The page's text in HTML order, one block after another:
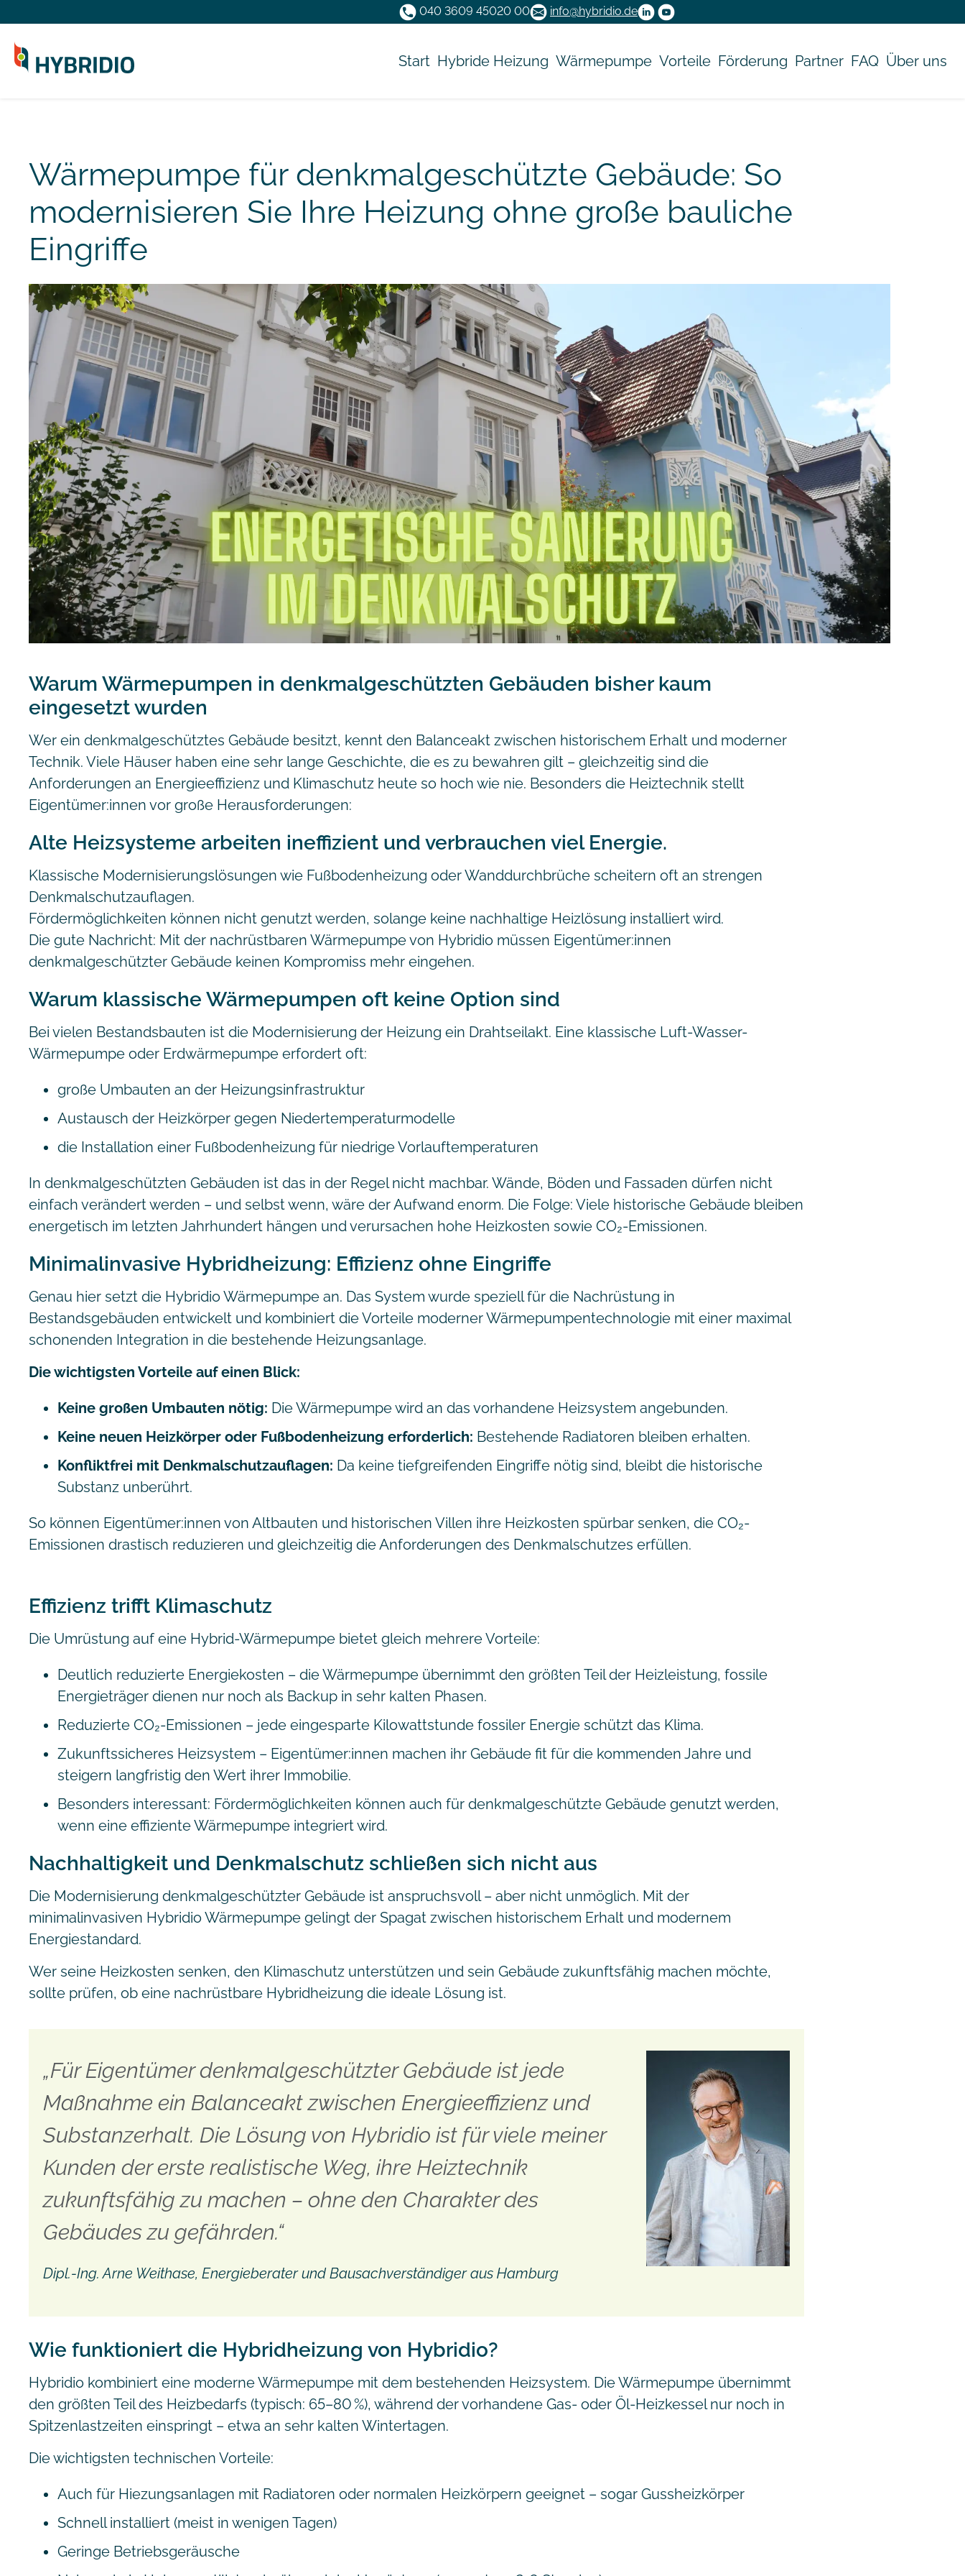
040 3609 45020 00 info@hybridio.de
Navigation überspringen
Start Hybride Heizung Wärmepumpe Vorteile Förderung Partner FAQ Über uns
Wärmepumpe für denkmalgeschützte Gebäude: So
modernisieren Sie Ihre Heizung ohne große bauliche
Eingriffe
Warum Wärmepumpen in denkmalgeschützten Gebäuden bisher kaum
eingesetzt wurden
Wer ein denkmalgeschütztes Gebäude besitzt, kennt den Balanceakt zwischen historischem Erhalt und moderner
Technik. Viele Häuser haben eine sehr lange Geschichte, die es zu bewahren gilt – gleichzeitig sind die
Anforderungen an Energieeffizienz und Klimaschutz heute so hoch wie nie. Besonders die Heiztechnik stellt
Eigentümer:innen vor große Herausforderungen:
Alte Heizsysteme arbeiten ineffizient und verbrauchen viel Energie.
Klassische Modernisierungslösungen wie Fußbodenheizung oder Wanddurchbrüche scheitern oft an strengen
Denkmalschutzauflagen.
Fördermöglichkeiten können nicht genutzt werden, solange keine nachhaltige Heizlösung installiert wird.
Die gute Nachricht: Mit der nachrüstbaren Wärmepumpe von Hybridio müssen Eigentümer:innen
denkmalgeschützter Gebäude keinen Kompromiss mehr eingehen.
Warum klassische Wärmepumpen oft keine Option sind
Bei vielen Bestandsbauten ist die Modernisierung der Heizung ein Drahtseilakt. Eine klassische Luft-Wasser-
Wärmepumpe oder Erdwärmepumpe erfordert oft:
große Umbauten an der Heizungsinfrastruktur
Austausch der Heizkörper gegen Niedertemperaturmodelle
die Installation einer Fußbodenheizung für niedrige Vorlauftemperaturen
In denkmalgeschützten Gebäuden ist das in der Regel nicht machbar. Wände, Böden und Fassaden dürfen nicht
einfach verändert werden – und selbst wenn, wäre der Aufwand enorm. Die Folge: Viele historische Gebäude bleiben
energetisch im letzten Jahrhundert hängen und verursachen hohe Heizkosten sowie CO₂-Emissionen.
Minimalinvasive Hybridheizung: Effizienz ohne Eingriffe
Genau hier setzt die Hybridio Wärmepumpe an. Das System wurde speziell für die Nachrüstung in
Bestandsgebäuden entwickelt und kombiniert die Vorteile moderner Wärmepumpentechnologie mit einer maximal
schonenden Integration in die bestehende Heizungsanlage.
Die wichtigsten Vorteile auf einen Blick:
Keine großen Umbauten nötig: Die Wärmepumpe wird an das vorhandene Heizsystem angebunden.
Keine neuen Heizkörper oder Fußbodenheizung erforderlich: Bestehende Radiatoren bleiben erhalten.
Konfliktfrei mit Denkmalschutzauflagen: Da keine tiefgreifenden Eingriffe nötig sind, bleibt die historische
Substanz unberührt.
So können Eigentümer:innen von Altbauten und historischen Villen ihre Heizkosten spürbar senken, die CO₂-
Emissionen drastisch reduzieren und gleichzeitig die Anforderungen des Denkmalschutzes erfüllen.
Effizienz trifft Klimaschutz
Die Umrüstung auf eine Hybrid-Wärmepumpe bietet gleich mehrere Vorteile:
Deutlich reduzierte Energiekosten – die Wärmepumpe übernimmt den größten Teil der Heizleistung, fossile
Energieträger dienen nur noch als Backup in sehr kalten Phasen.
Reduzierte CO₂-Emissionen – jede eingesparte Kilowattstunde fossiler Energie schützt das Klima.
Zukunftssicheres Heizsystem – Eigentümer:innen machen ihr Gebäude fit für die kommenden Jahre und
steigern langfristig den Wert ihrer Immobilie.
Besonders interessant: Fördermöglichkeiten können auch für denkmalgeschützte Gebäude genutzt werden,
wenn eine effiziente Wärmepumpe integriert wird.
Nachhaltigkeit und Denkmalschutz schließen sich nicht aus
Die Modernisierung denkmalgeschützter Gebäude ist anspruchsvoll – aber nicht unmöglich. Mit der
minimalinvasiven Hybridio Wärmepumpe gelingt der Spagat zwischen historischem Erhalt und modernem
Energiestandard.
Wer seine Heizkosten senken, den Klimaschutz unterstützen und sein Gebäude zukunftsfähig machen möchte,
sollte prüfen, ob eine nachrüstbare Hybridheizung die ideale Lösung ist.
„Für Eigentümer denkmalgeschützter Gebäude ist jede
Maßnahme ein Balanceakt zwischen Energieeffizienz und
Substanzerhalt. Die Lösung von Hybridio ist für viele meiner
Kunden der erste realistische Weg, ihre Heiztechnik
zukunftsfähig zu machen – ohne den Charakter des
Gebäudes zu gefährden.“
Dipl.-Ing. Arne Weithase, Energieberater und Bausachverständiger aus Hamburg
Wie funktioniert die Hybridheizung von Hybridio?
Hybridio kombiniert eine moderne Wärmepumpe mit dem bestehenden Heizsystem. Die Wärmepumpe übernimmt
den größten Teil des Heizbedarfs (typisch: 65–80 %), während der vorhandene Gas- oder Öl-Heizkessel nur noch in
Spitzenlastzeiten einspringt – etwa an sehr kalten Wintertagen.
Die wichtigsten technischen Vorteile:
Auch für Hiezungsanlagen mit Radiatoren oder normalen Heizkörpern geeignet – sogar Gussheizkörper
Schnell installiert (meist in wenigen Tagen)
Geringe Betriebsgeräusche